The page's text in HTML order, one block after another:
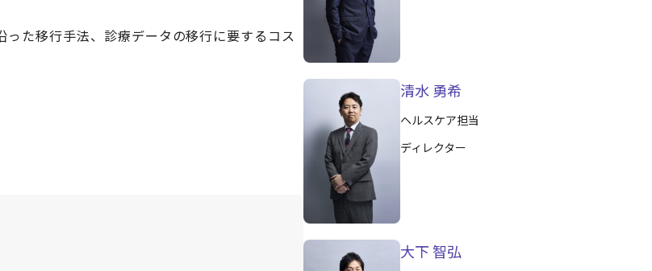
た移行手法、診療データの移行に要するコス
清水 勇希
ヘルスケア担当
ディレクター
大下 智弘